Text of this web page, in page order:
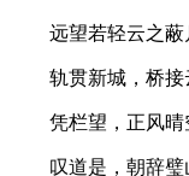
远望若轻云之蔽
轨贯新城，桥接
凭栏望，正风晴
叹道是，朝辞璧